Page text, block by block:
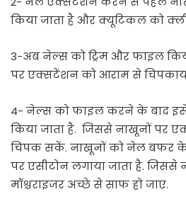
किया जाता है और क्यूटिकल को
3-अब नेल्स को ट्रिम और फाइल
पर एक्सटेंशन को आराम से
4- नेल्स को फाइल करने के बाद
किया जाता है. जिससे नाखूनों पर
चिपक सकें. नाखूनों को नेल बफर
पर एसीटोन लगाया जाता है. जिससे
मॉश्चराइजर अच्छे से साफ हो जाए.